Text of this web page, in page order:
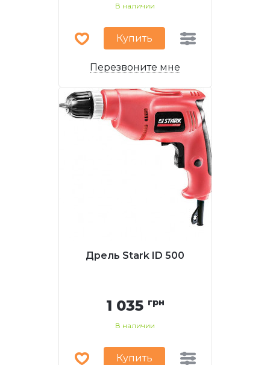
В наличии
Купить
Перезвоните мне
Дрель Stark ID 500
1 035 грн
В наличии
Купить